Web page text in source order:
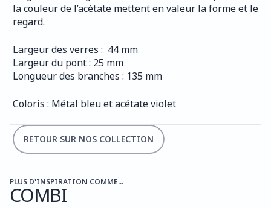
la couleur de l’acétate mettent en valeur la forme et le
regard.
Largeur des verres :  44 mm
Largeur du pont : 25 mm
Longueur des branches : 135 mm
Coloris : Métal bleu et acétate violet
RETOUR SUR NOS COLLECTION
PLUS D'INSPIRATION COMME...
COMBI